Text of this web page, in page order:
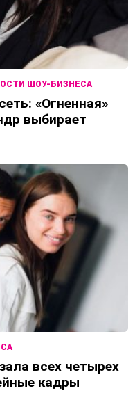
ШОУ-БИЗНЕСА
«Огненная»
выбирает
всех четырех
кадры